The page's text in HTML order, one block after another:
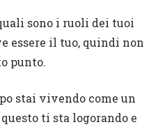
sono i ruoli dei tuoi
essere il tuo, quindi non
punto.
stai vivendo come un
ti sta logorando e